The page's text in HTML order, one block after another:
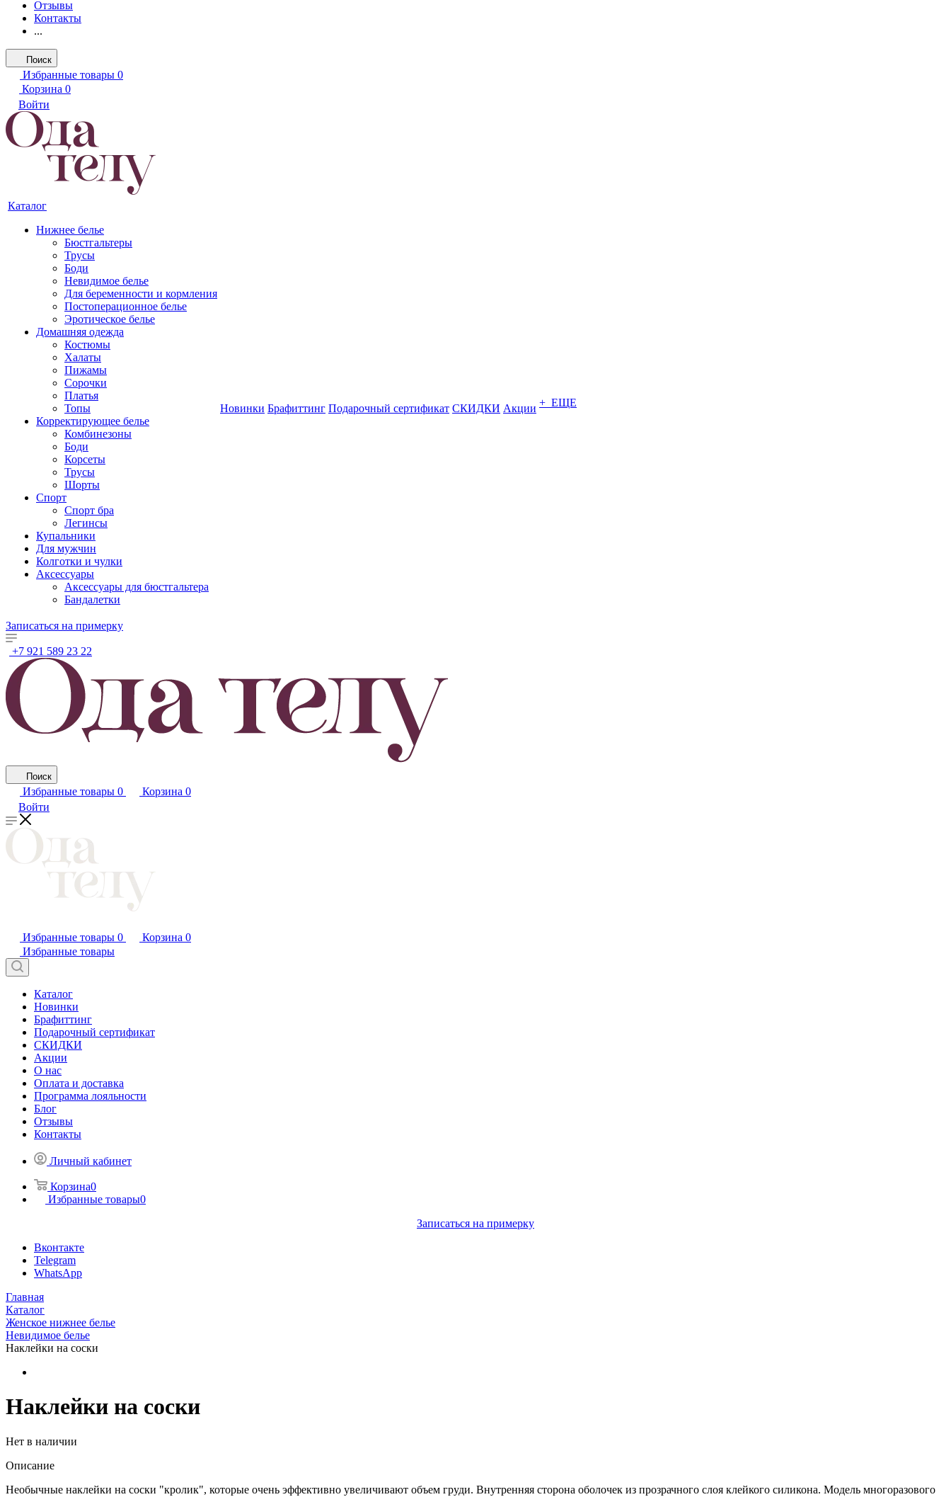
Отзывы
Контакты
...
Поиск
Избранные товары 0
Корзина 0
Войти
Каталог
Нижнее белье
Бюстгальтеры
Трусы
Боди
Невидимое белье
Для беременности и кормления
Постоперационное белье
Эротическое белье
Домашняя одежда
Костюмы
Халаты
Пижамы
Сорочки
Платья
Топы
Корректирующее белье
Комбинезоны
Боди
Корсеты
Трусы
Шорты
Спорт
Спорт бра
Легинсы
Купальники
Для мужчин
Колготки и чулки
Аксессуары
Аксессуары для бюстгальтера
Бандалетки
Новинки Брафиттинг Подарочный сертификат СКИДКИ Акции + ЕЩЕ
Записаться на примерку
+7 921 589 23 22
Поиск
Избранные товары 0 Корзина 0
Войти
Избранные товары 0 Корзина 0
Избранные товары
Каталог
Новинки
Брафиттинг
Подарочный сертификат
СКИДКИ
Акции
О нас
Оплата и доставка
Программа лояльности
Блог
Отзывы
Контакты
Личный кабинет
Корзина0
Избранные товары0
Записаться на примерку
Вконтакте
Telegram
WhatsApp
Главная
Каталог
Женское нижнее белье
Невидимое белье
Наклейки на соски
Наклейки на соски
Нет в наличии
Описание
Необычные наклейки на соски "кролик", которые очень эффективно увеличивают объем груди. Внутренняя сторона оболочек из прозрачного слоя клейкого силикона. Модель многоразового